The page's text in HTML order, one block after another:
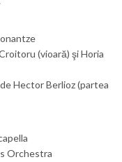
(vioară) şi Horia
Hector Berlioz (partea
Orchestra